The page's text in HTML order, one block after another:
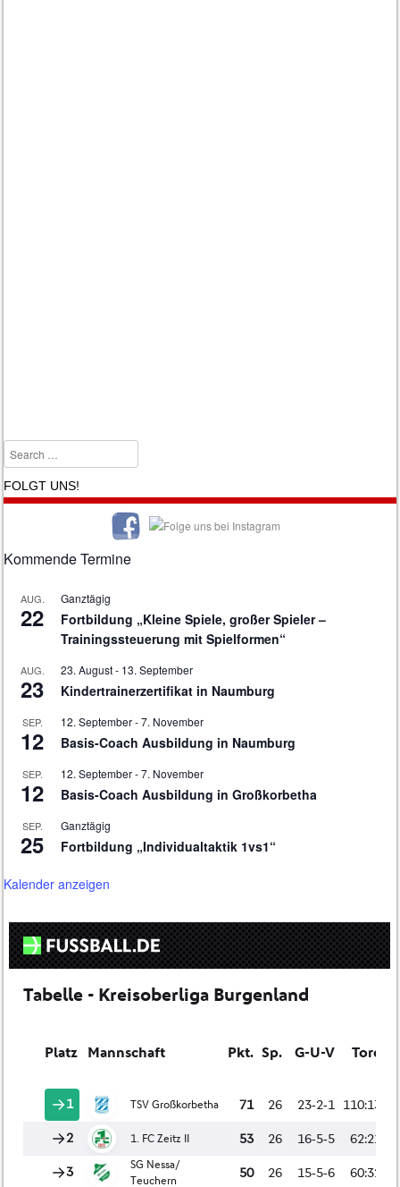
Search
FOLGT UNS!
Kommende Termine
AUG.
22
Ganztägig
Fortbildung „Kleine Spiele, großer Spieler –
Trainingssteuerung mit Spielformen“
AUG.
23
23. August- 13. September
Kindertrainerzertifikat in Naumburg
SEP.
12
12. September-7. November
Basis-Coach Ausbildung in Naumburg
SEP.
12
12. September-7. November
Basis-Coach Ausbildung in Großkorbetha
SEP.
25
Ganztägig
Fortbildung „Individualtaktik 1vs1“
Kalender anzeigen